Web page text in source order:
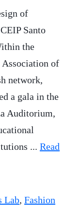
of
Santo
the
of
network,
a gala in the
Auditorium,
... Read
Lab, Fashion